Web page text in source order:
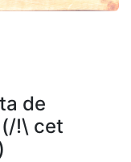
de
(/!\ cet